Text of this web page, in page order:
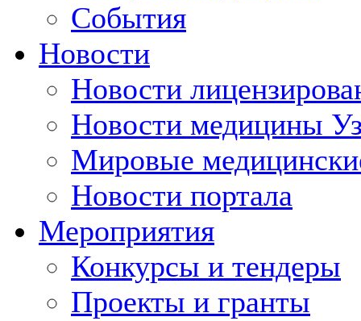
События
Новости
Новости
Новости медицины
Мировые
Новости портала
Мероприятия
Конкурсы и тендеры
Проекты и гранты